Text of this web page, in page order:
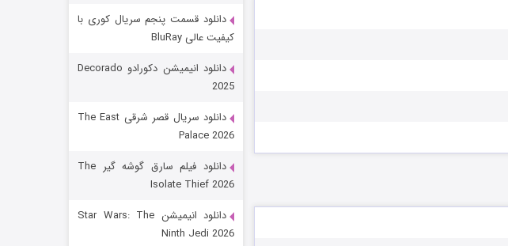
رویایی برای تو
قسمت ۱۵ (دوبله)
دانلود قسمت پنجم سریال کوری با
کیفیت عالی BluRay
دانلود انیمیشن دکورادو Decorado
2025
دانلود سریال قصر شرقی The East
Palace 2026
دانلود فیلم سارق گوشه گیر The
Isolate Thief 2026
دانلود انیمیشن Star Wars: The
Ninth Jedi 2026